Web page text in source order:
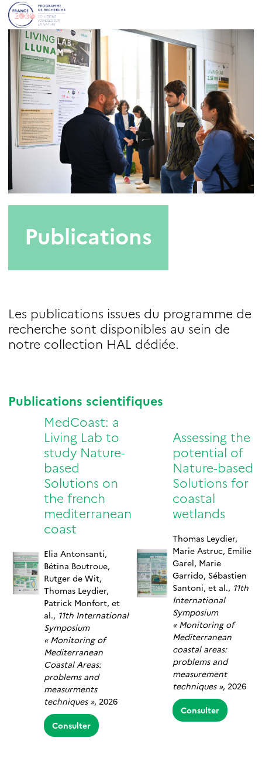
Publications
Les publications issues du programme de
recherche sont disponibles au sein de
notre collection HAL dédiée.
Publications scientifiques
MedCoast: a
Living Lab to
study Nature-
based
Solutions on
the french
mediterranean
coast
Elia Antonsanti,
Bétina Boutroue,
Rutger de Wit,
Thomas Leydier,
Patrick Monfort, et
al., 11th International
Symposium
« Monitoring of
Mediterranean
Coastal Areas:
problems and
measurments
techniques », 2026
Consulter
Assessing the
potential of
Nature-based
Solutions for
coastal
wetlands
Thomas Leydier,
Marie Astruc, Emilie
Garel, Marie
Garrido, Sébastien
Santoni, et al., 11th
International
Symposium
« Monitoring of
Mediterranean
coastal areas:
problems and
measurement
techniques », 2026
Consulter